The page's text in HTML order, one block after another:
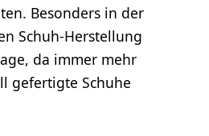
Besonders in der
Schuh-Herstellung
da immer mehr
gefertigte Schuhe